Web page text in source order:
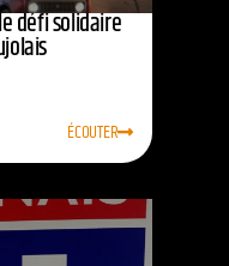
défi solidaire
ÉCOUTER